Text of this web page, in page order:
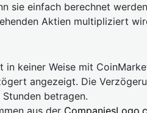
sie einfach berechnet
Aktien multipliziert
in keiner Weise mit
angezeigt. Die
betragen.
aus der